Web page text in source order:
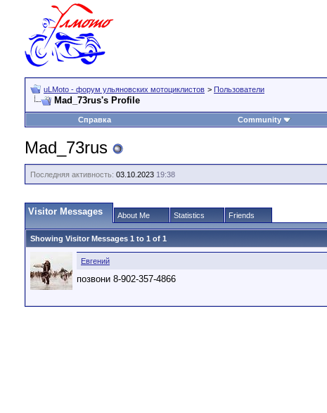
uLMoto - форум ульяновских мотоциклистов > Пользователи
Mad_73rus's Profile
Справка
Community
Mad_73rus
Последняя активность: 03.10.2023 19:38
Visitor Messages About Me Statistics Friends
Showing Visitor Messages 1 to 1 of 1
Евгений
позвони 8-902-357-4866